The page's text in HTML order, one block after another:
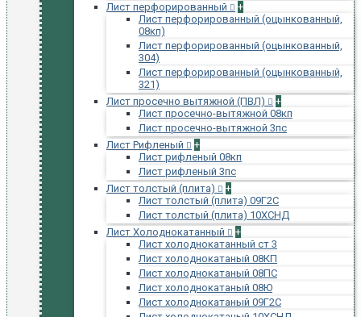
Лист перфорированный
+
Лист перфорированный (оцынкованный,
08кп)
Лист перфорированный (оцынкованный,
304)
Лист перфорированный (оцынкованный,
321)
Лист просечно вытяжной (ПВЛ)
+
Лист просечно-вытяжной 08кп
Лист просечно-вытяжной 3пс
Лист Рифленый
+
Лист рифленый 08кп
Лист рифленый 3пс
Лист толстый (плита)
+
Лист толстый (плита) 09Г2С
Лист толстый (плита) 10ХСНД
Лист Холоднокатанный
+
Лист холоднокатанный ст 3
Лист холоднокатаный 08КП
Лист холоднокатаный 08ПС
Лист холоднокатаный 08Ю
Лист холоднокатаный 09Г2С